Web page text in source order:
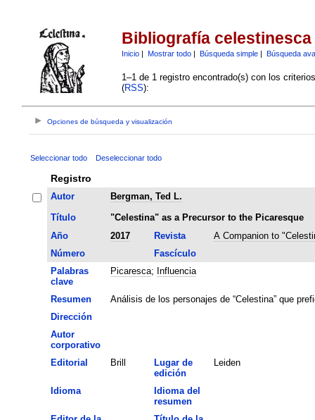
Bibliografía celestinesca
Inicio| Mostrar todo| Búsqueda simple| Búsqueda
1–1 de 1 registro encontrado(s) con los
(RSS):
Opciones de búsqueda y visualización
Seleccionar todo Deseleccionar todo
Registro
Autor
Bergman, Ted L.
Título
"Celestina" as a Precursor to the Picaresque
Año
2017 Revista
A Companion to
Número
Fascículo
Palabras
clave
Picaresca; Influencia
Resumen
Análisis de los personajes de “Celestina” que
Dirección
Autor
corporativo
Editorial
Brill
Lugar de
edición
Leiden
Idioma
Idioma del
resumen